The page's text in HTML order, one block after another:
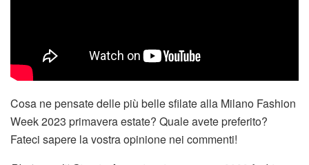
Cosa ne pensate delle più belle sfilate alla Milano Fashion
Week 2023 primavera estate? Quale avete preferito?
Fateci sapere la vostra opinione nei commenti!